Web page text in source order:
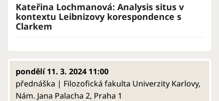
Kateřina Lochmanová: Analysis situs v
kontextu Leibnizovy korespondence s
Clarkem
pondělí 11. 3. 2024 11:00
přednáška | Filozofická fakulta Univerzity Karlovy,
Nám. Jana Palacha 2, Praha 1